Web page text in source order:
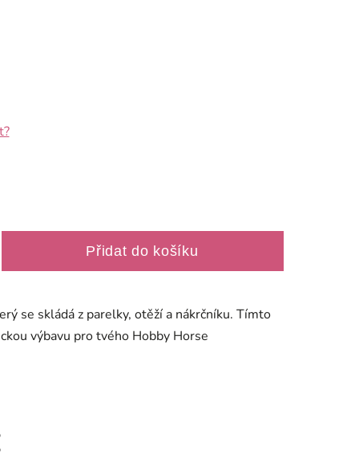
Přidat do košíku
se skládá z parelky, otěží a nákrčníku. Tímto
výbavu pro tvého Hobby Horse